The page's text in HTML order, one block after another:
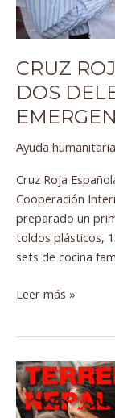
CRUZ
DOS
Ayuda humanitaria
Cruz Roja
Cooperación
preparado un
toldos plásticos,
sets de cocina
a
Nepal.
Leer más »
Ayuda
a
los